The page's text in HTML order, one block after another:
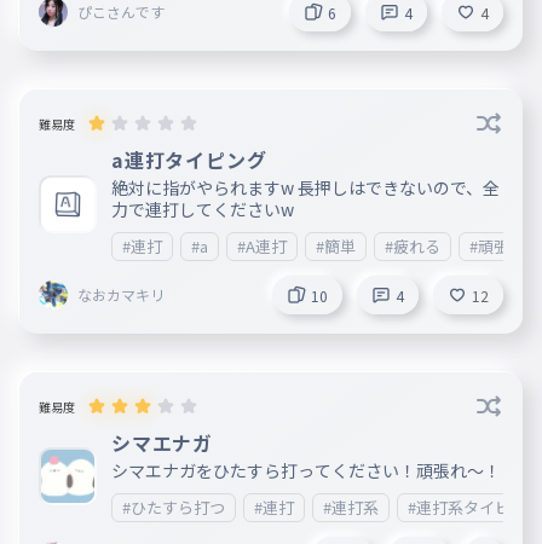
ぴこさんです 6 4 4
難易度
a連打タイピング
絶対に指がやられますw 長押しはできないので、全
力で連打してくださいw
#連打 #a #A連打 #簡単 #疲れる #頑張れ
なおカマキリ 10 4 12
難易度
シマエナガ
シマエナガをひたすら打ってください！頑張れ〜！
#ひたすら打つ #連打 #連打系 #連打系タイピング